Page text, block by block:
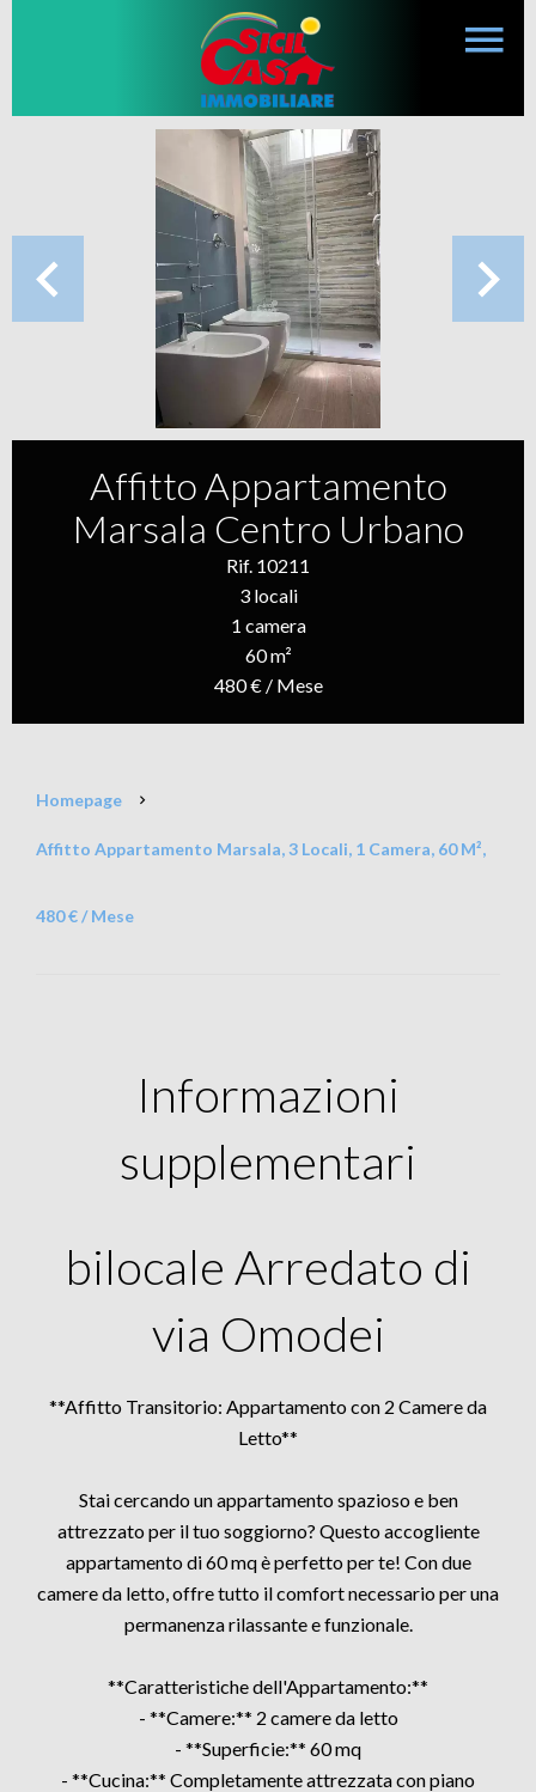
Affitto Appartamento
Marsala Centro Urbano
Rif. 10211
3 locali
1 camera
60 m²
480 € / Mese
Homepage
Affitto Appartamento Marsala, 3 Locali, 1 Camera, 60 M²,
480 € / Mese
Informazioni
supplementari
bilocale Arredato di
via Omodei
**Affitto Transitorio: Appartamento con 2 Camere da
Letto**
Stai cercando un appartamento spazioso e ben
attrezzato per il tuo soggiorno? Questo accogliente
appartamento di 60 mq è perfetto per te! Con due
camere da letto, offre tutto il comfort necessario per una
permanenza rilassante e funzionale.
**Caratteristiche dell'Appartamento:**
- **Camere:** 2 camere da letto
- **Superficie:** 60 mq
- **Cucina:** Completamente attrezzata con piano